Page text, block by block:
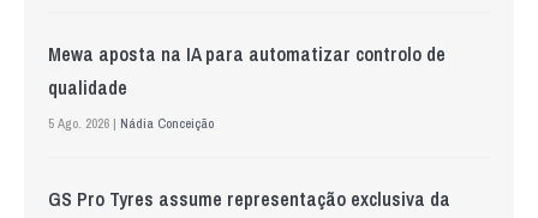
Mewa aposta na IA para automatizar controlo de
qualidade
5 Ago. 2026 | Nádia Conceição
GS Pro Tyres assume representação exclusiva da